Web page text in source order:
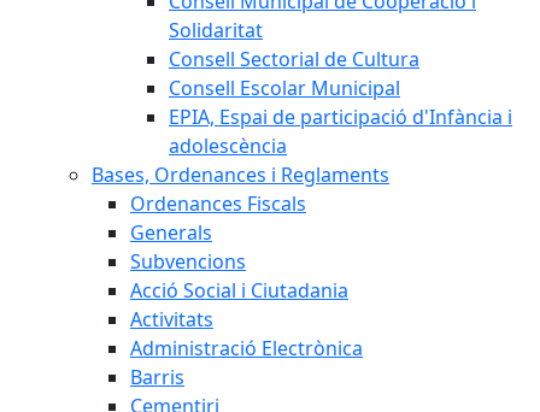
Solidaritat
Consell Sectorial de Cultura
Consell Escolar Municipal
EPIA, Espai de participació d'Infància i
adolescència
Bases, Ordenances i Reglaments
Ordenances Fiscals
Generals
Subvencions
Acció Social i Ciutadania
Activitats
Administració Electrònica
Barris
Cementiri